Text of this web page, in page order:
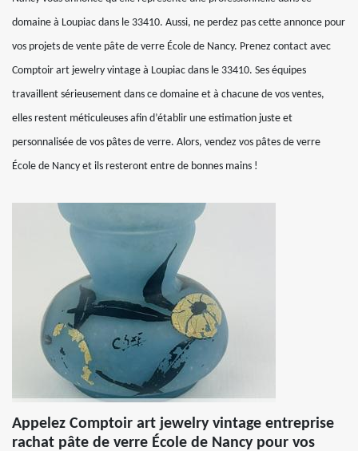
domaine à Loupiac dans le 33410. Aussi, ne perdez pas cette annonce pour
vos projets de vente pâte de verre École de Nancy. Prenez contact avec
Comptoir art jewelry vintage à Loupiac dans le 33410. Ses équipes
travaillent sérieusement dans ce domaine et à chacune de vos ventes,
elles restent méticuleuses afin d’établir une estimation juste et
personnalisée de vos pâtes de verre. Alors, vendez vos pâtes de verre
École de Nancy et ils resteront entre de bonnes mains !
Appelez Comptoir art jewelry vintage entreprise
rachat pâte de verre École de Nancy pour vos